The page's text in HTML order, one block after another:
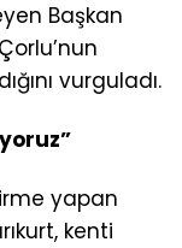
Başkan
vurguladı.
yapan
kenti